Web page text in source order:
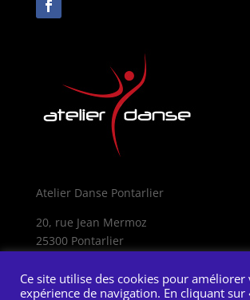
Atelier Danse Pontarlier
20, rue Jean Mermoz
25300 Pontarlier
Ce site utilise des cookies pour améliorer
expérience de navigation. En cliquant sur